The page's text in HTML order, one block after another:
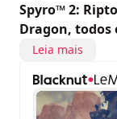
Spyro™ 2:
Dragon, todos
Leia mais